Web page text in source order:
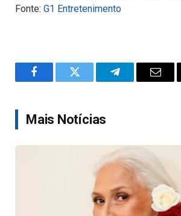
Fonte: G1 Entretenimento
FacebookTwitter TelegramEmail
Mais Notícias